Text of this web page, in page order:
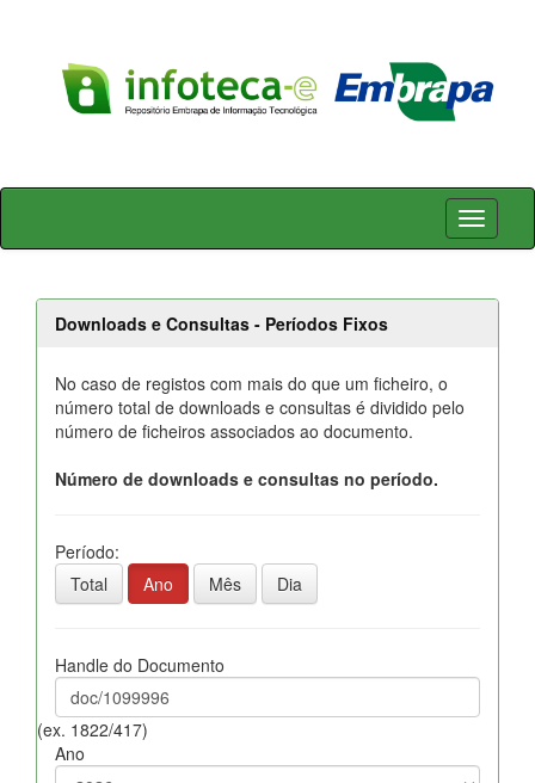
Skip
Downloads e Consultas - Períodos Fixos
No caso de registos com mais do que um ficheiro, o
número total de downloads e consultas é dividido pelo
número de ficheiros associados ao documento.
Número de downloads e consultas no período.
Período:
Total
Ano Mês Dia
Handle do Documento
(ex. 1822/417)
Ano